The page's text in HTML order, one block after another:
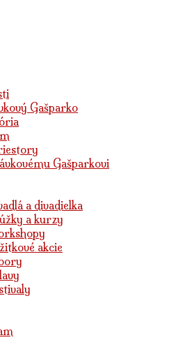
Gašparko
Gašparkovi
a divadielka
a kurzy
akcie